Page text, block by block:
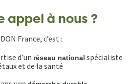
appel à nous ?
France, c’est :
d’un réseau national spécialiste
et de la santé